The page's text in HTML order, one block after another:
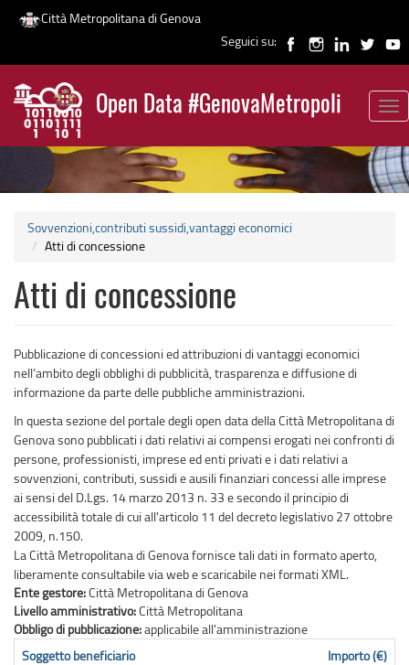
Salta
contenuto
principale
Città Metropolitana di Genova
Seguici su:
Open Data #GenovaMetropoli
News
Sovvenzioni,contributi sussidi,vantaggi economici
Atti di concessione
Atti di concessione
Pubblicazione di concessioni ed attribuzioni di vantaggi economici
nell’ambito degli obblighi di pubblicità, trasparenza e diffusione di
informazione da parte delle pubbliche amministrazioni.
In questa sezione del portale degli open data della Città Metropolitana di
Genova sono pubblicati i dati relativi ai compensi erogati nei confronti di
persone, professionisti, imprese ed enti privati e i dati relativi a
sovvenzioni, contributi, sussidi e ausili finanziari concessi alle imprese
ai sensi del D.Lgs. 14 marzo 2013 n. 33 e secondo il principio di
accessibilità totale di cui all'articolo 11 del decreto legislativo 27 ottobre
2009, n.150.
La Città Metropolitana di Genova fornisce tali dati in formato aperto,
liberamente consultabile via web e scaricabile nei formati XML.
Ente gestore:Città Metropolitana di Genova
Livello amministrativo:Città Metropolitana
Obbligo di pubblicazione:applicabile all'amministrazione
Soggetto beneficiario
Importo (€)